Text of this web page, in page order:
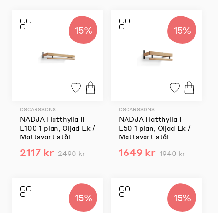
15%
OSCARSSONS
NADJA Hatthylla II
L100 1 plan, Oljad Ek /
Mattsvart stål
2117 kr 2490 kr
15%
OSCARSSONS
NADJA Hatthylla II
L50 1 plan, Oljad Ek /
Mattsvart stål
1649 kr 1940 kr
15% 15%